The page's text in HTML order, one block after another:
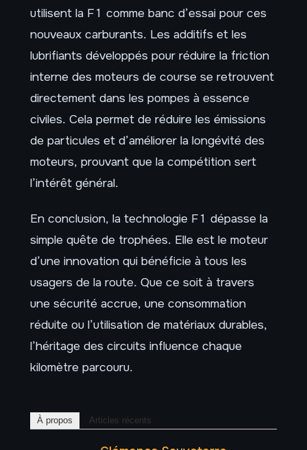
utilisent la F1 comme banc d’essai pour ces
nouveaux carburants. Les additifs et les
lubrifiants développés pour réduire la friction
interne des moteurs de course se retrouvent
directement dans les pompes à essence
civiles. Cela permet de réduire les émissions
de particules et d’améliorer la longévité des
moteurs, prouvant que la compétition sert
l’intérêt général.
En conclusion, la technologie F1 dépasse la
simple quête de trophées. Elle est le moteur
d’une innovation qui bénéficie à tous les
usagers de la route. Que ce soit à travers
une sécurité accrue, une consommation
réduite ou l’utilisation de matériaux durables,
l’héritage des circuits influence chaque
kilomètre parcouru.
À propos Articles récents